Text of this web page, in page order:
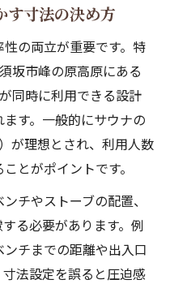
す寸法の決め方
の両立が重要です。特
坂市峰の原高原にある
同時に利用できる設計
す。一般的にサウナの
が理想とされ、利用人数
とがポイントです。
チやストーブの配置、
る必要があります。例
チまでの距離や出入口
法設定を誤ると圧迫感